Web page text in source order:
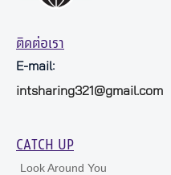
ติดต่อเรา
E-mail:
intsharing321@gmail.com
CATCH UP
Look Around You